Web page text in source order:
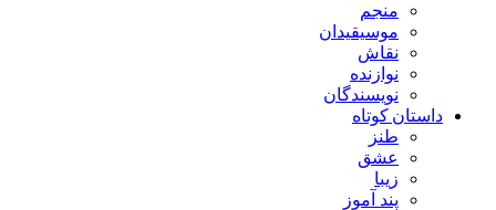
منجم
موسیقیدان
نقاش
نوازنده
نویسندگان
داستان کوتاه
طنز
عشق
زیبا
پند آموز